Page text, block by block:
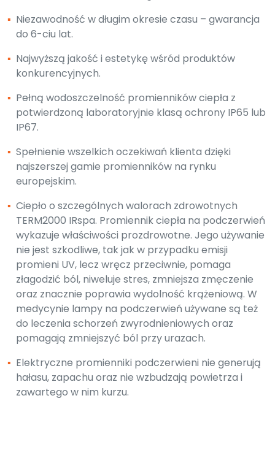
▪ Niezawodność w długim okresie czasu – gwarancja
do 6-ciu lat.
▪ Najwyższą jakość i estetykę wśród produktów
konkurencyjnych.
▪ Pełną wodoszczelność promienników ciepła z
potwierdzoną laboratoryjnie klasą ochrony IP65 lub
IP67.
▪ Spełnienie wszelkich oczekiwań klienta dzięki
najszerszej gamie promienników na rynku
europejskim.
▪ Ciepło o szczególnych walorach zdrowotnych
TERM2000 IRspa. Promiennik ciepła na podczerwień
wykazuje właściwości prozdrowotne. Jego używanie
nie jest szkodliwe, tak jak w przypadku emisji
promieni UV, lecz wręcz przeciwnie, pomaga
złagodzić ból, niweluje stres, zmniejsza zmęczenie
oraz znacznie poprawia wydolność krążeniową. W
medycynie lampy na podczerwień używane są też
do leczenia schorzeń zwyrodnieniowych oraz
pomagają zmniejszyć ból przy urazach.
▪ Elektryczne promienniki podczerwieni nie generują
hałasu, zapachu oraz nie wzbudzają powietrza i
zawartego w nim kurzu.